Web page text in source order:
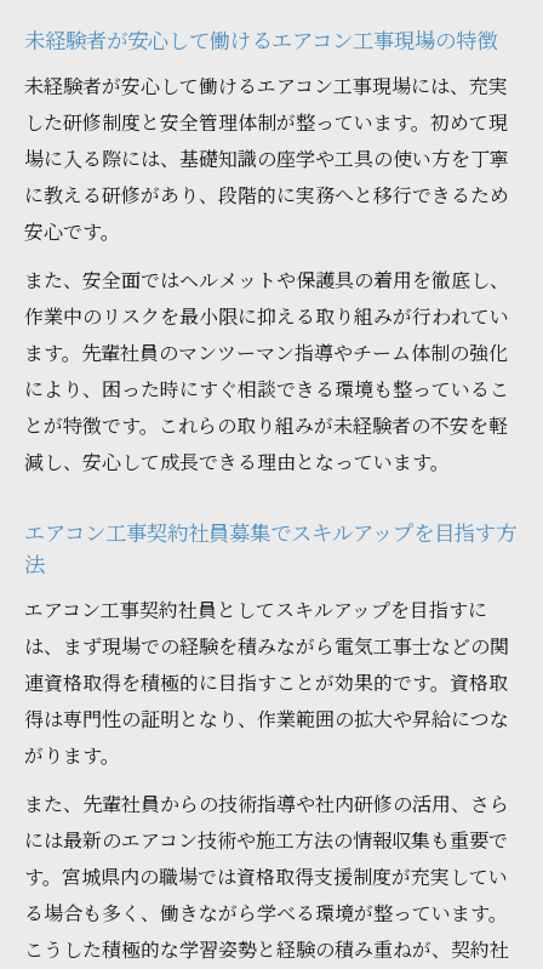
エアコン工事契約社員募集とキャリア形成
の関係
未経験者が安心して働けるエアコン工事現場の特徴
未経験者が安心して働けるエアコン工事現場には、充実
した研修制度と安全管理体制が整っています。初めて現
場に入る際には、基礎知識の座学や工具の使い方を丁寧
に教える研修があり、段階的に実務へと移行できるため
安心です。
また、安全面ではヘルメットや保護具の着用を徹底し、
作業中のリスクを最小限に抑える取り組みが行われてい
ます。先輩社員のマンツーマン指導やチーム体制の強化
により、困った時にすぐ相談できる環境も整っているこ
とが特徴です。これらの取り組みが未経験者の不安を軽
減し、安心して成長できる理由となっています。
エアコン工事契約社員募集でスキルアップを目指す方
法
エアコン工事契約社員としてスキルアップを目指すに
は、まず現場での経験を積みながら電気工事士などの関
連資格取得を積極的に目指すことが効果的です。資格取
得は専門性の証明となり、作業範囲の拡大や昇給につな
がります。
また、先輩社員からの技術指導や社内研修の活用、さら
には最新のエアコン技術や施工方法の情報収集も重要で
す。宮城県内の職場では資格取得支援制度が充実してい
る場合も多く、働きながら学べる環境が整っています。
こうした積極的な学習姿勢と経験の積み重ねが、契約社